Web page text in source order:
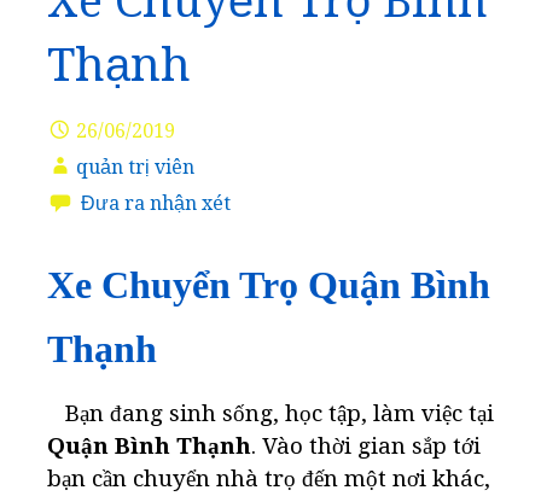
Thạnh
26/06/2019
quản trị viên
Đưa ra nhận xét
Xe Chuyển Trọ Quận Bình
Thạnh
Bạn đang sinh sống, học tập, làm việc tại
Quận Bình Thạnh. Vào thời gian sắp tới
bạn cần chuyển nhà trọ đến một nơi khác,